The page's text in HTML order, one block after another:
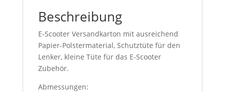
Beschreibung
E-Scooter Versandkarton mit ausreichend
Papier-Polstermaterial, Schutztüte für den
Lenker, kleine Tüte für das E-Scooter
Zubehör.
Abmessungen: